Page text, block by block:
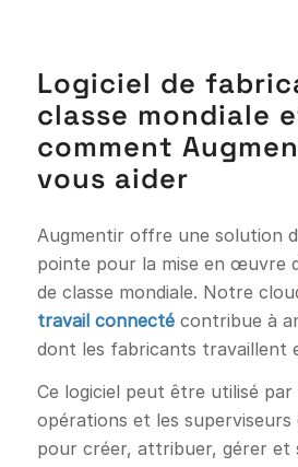
Logiciel de
classe mondiale
comment
vous aider
Augmentir offre une solution
pointe pour la mise en œuvre
de classe mondiale. Notre
travail connectécontribue à
dont les fabricants travaillent
Ce logiciel peut être utilisé par
opérations et les
pour créer, attribuer, gérer et